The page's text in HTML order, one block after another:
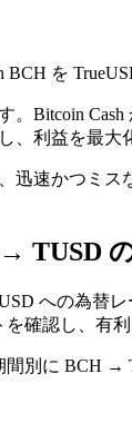
BCH を
。Bitcoin
、利益を最大
迅速かつミ
TUSD
への為替レ
確認し、有
間別に BCH